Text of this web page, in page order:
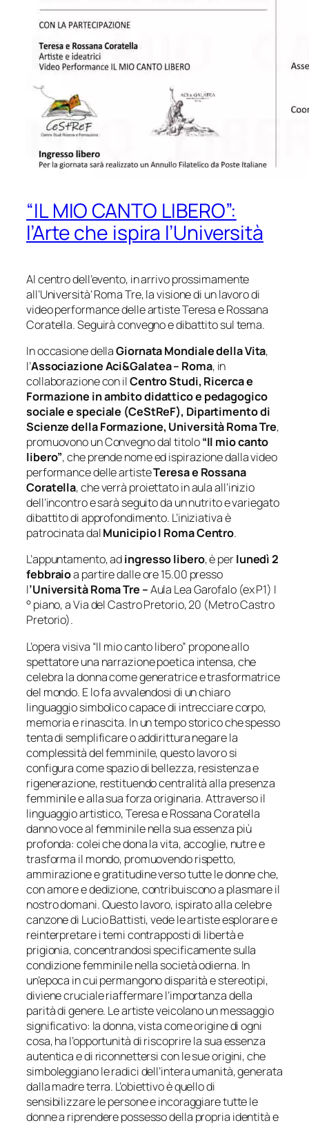
“IL MIO CANTO LIBERO”:
l’Arte che ispira l’Università
Al centro dell’evento, in arrivo prossimamente
all’Università’ Roma Tre, la visione di un lavoro di
video performance delle artiste Teresa e Rossana
Coratella. Seguirà convegno e dibattito sul tema.
In occasione dellaGiornata Mondiale della Vita,
l’Associazione Aci&Galatea – Roma, in
collaborazione con ilCentro Studi, Ricerca e
Formazione in ambito didattico e pedagogico
sociale e speciale (CeStReF), Dipartimento di
Scienze della Formazione, Università Roma Tre,
promuovono un Convegno dal titolo“Il mio canto
libero”, che prende nome ed ispirazione dalla video
performance delle artisteTeresa e Rossana
Coratella, che verrà proiettato in aula all’inizio
dell’incontro e sarà seguito da un nutrito e variegato
dibattito di approfondimento. L’iniziativa è
patrocinata dalMunicipio I Roma Centro.
L’appuntamento, adingresso libero, è perlunedì 2
febbraioa partire dalle ore 15.00 presso
l’Università Roma Tre –Aula Lea Garofalo (ex P1) I
° piano, a Via del Castro Pretorio, 20 (Metro Castro
Pretorio).
L’opera visiva “Il mio canto libero” propone allo
spettatore una narrazione poetica intensa, che
celebra la donna come generatrice e trasformatrice
del mondo. E lo fa avvalendosi di un chiaro
linguaggio simbolico capace di intrecciare corpo,
memoria e rinascita. In un tempo storico che spesso
tenta di semplificare o addirittura negare la
complessità del femminile, questo lavoro si
configura come spazio di bellezza, resistenza e
rigenerazione, restituendo centralità alla presenza
femminile e alla sua forza originaria. Attraverso il
linguaggio artistico, Teresa e Rossana Coratella
danno voce al femminile nella sua essenza più
profonda: colei che dona la vita, accoglie, nutre e
trasforma il mondo, promuovendo rispetto,
ammirazione e gratitudine verso tutte le donne che,
con amore e dedizione, contribuiscono a plasmare il
nostro domani. Questo lavoro, ispirato alla celebre
canzone di Lucio Battisti, vede le artiste esplorare e
reinterpretare i temi contrapposti di libertà e
prigionia, concentrandosi specificamente sulla
condizione femminile nella società odierna. In
un’epoca in cui permangono disparità e stereotipi,
diviene cruciale riaffermare l’importanza della
parità di genere. Le artiste veicolano un messaggio
significativo: la donna, vista come origine di ogni
cosa, ha l’opportunità di riscoprire la sua essenza
autentica e di riconnettersi con le sue origini, che
simboleggiano le radici dell’intera umanità, generata
dalla madre terra. L’obiettivo è quello di
sensibilizzare le persone e incoraggiare tutte le
donne a riprendere possesso della propria identità e